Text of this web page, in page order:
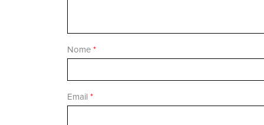
Nome *
Email *